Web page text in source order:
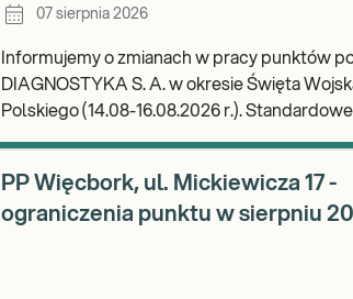
07 sierpnia 2026
Informujemy o zmianach w pracy punktów
DIAGNOSTYKA S. A. w okresie Święta
Polskiego (14.08-16.08.2026 r.). Standardowe
PP Więcbork, ul. Mickiewicza 17 -
ograniczenia punktu w sierpniu